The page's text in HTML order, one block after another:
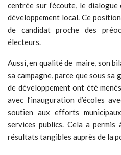
centrée sur l’écoute, le
développement local. Ce
de candidat proche des
électeurs.
Aussi, en qualité de maire, son
sa campagne, parce que sous
de développement ont été
avec l’inauguration d’écoles
soutien aux efforts
services publics. Cela a
résultats tangibles auprès de la